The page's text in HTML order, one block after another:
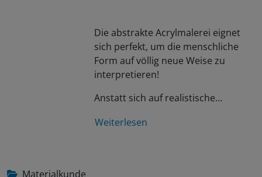
Die abstrakte Acrylmalerei eignet
sich perfekt, um die menschliche
Form auf völlig neue Weise zu
interpretieren!
Anstatt sich auf realistische…
Weiterlesen
Materialkunde